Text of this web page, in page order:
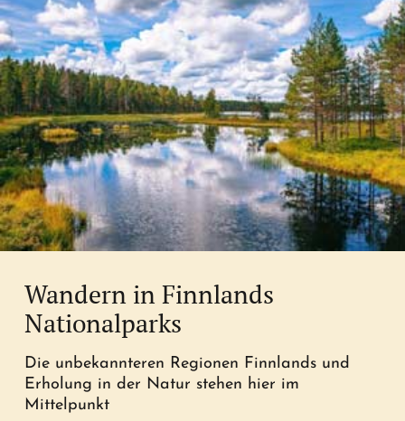
Wandern in Finnlands
Nationalparks
Die unbekannteren Regionen Finnlands und
Erholung in der Natur stehen hier im
Mittelpunkt